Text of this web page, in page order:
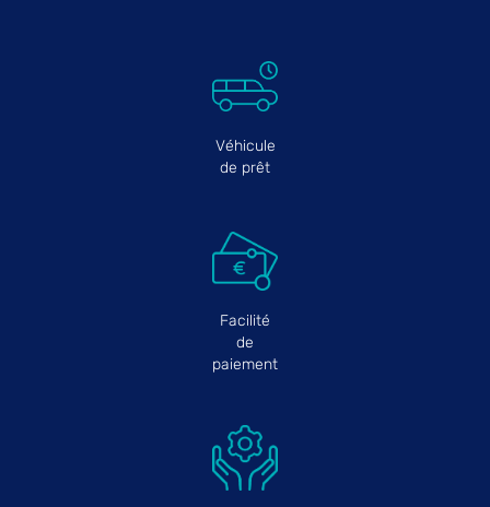
Véhicule
de prêt
Facilité
de
paiement